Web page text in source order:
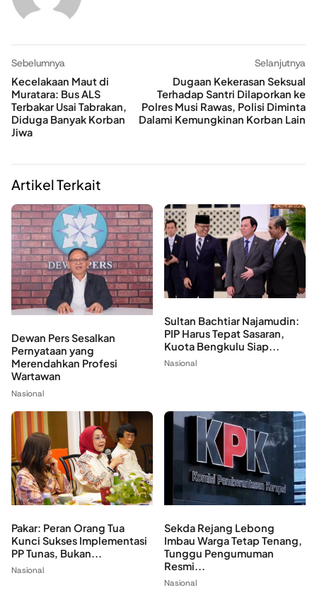
Sebelumnya
Kecelakaan Maut di
Muratara: Bus ALS
Terbakar Usai Tabrakan,
Diduga Banyak Korban
Jiwa
Selanjutnya
Dugaan Kekerasan Seksual
Terhadap Santri Dilaporkan ke
Polres Musi Rawas, Polisi Diminta
Dalami Kemungkinan Korban Lain
Artikel Terkait
Dewan Pers Sesalkan
Pernyataan yang
Merendahkan Profesi
Wartawan
Nasional
Sultan Bachtiar Najamudin:
PIP Harus Tepat Sasaran,
Kuota Bengkulu Siap...
Nasional
Pakar: Peran Orang Tua
Kunci Sukses Implementasi
PP Tunas, Bukan...
Nasional
Sekda Rejang Lebong
Imbau Warga Tetap Tenang,
Tunggu Pengumuman
Resmi...
Nasional